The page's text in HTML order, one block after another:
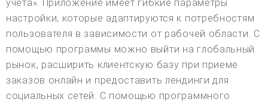
учета». Приложение имеет гибкие параметры
настройки, которые адаптируются к потребностям
пользователя в зависимости от рабочей области. С
помощью программы можно выйти на глобальный
рынок, расширить клиентскую базу при приеме
заказов онлайн и предоставить лендинги для
социальных сетей. С помощью программного